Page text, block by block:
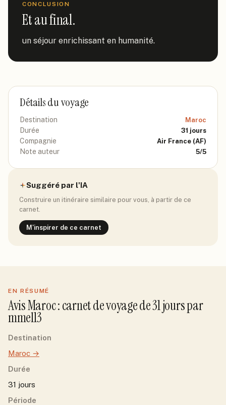
CONCLUSION
Et au final.
un séjour enrichissant en humanité.
Détails du voyage
Destination Maroc
Durée 31 jours
Compagnie Air France (AF)
Note auteur 5/5
Suggéré par l'IA
Construire un itinéraire similaire pour vous, à partir de ce
carnet.
M'inspirer de ce carnet
EN RÉSUMÉ
AvisMaroc: carnet de voyage de31jourspar
mmel13
Destination
Maroc →
Durée
31 jours
Période